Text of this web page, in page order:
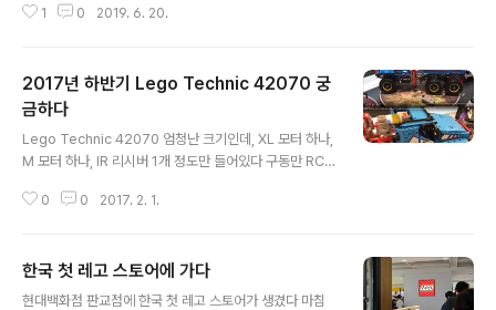
1 0 2019. 6. 20.
2017년 하반기 Lego Technic 42070 궁
금하다
Lego Technic 42070 엄청난 크기인데, XL 모터 하나,
M 모터 하나, IR 리시버 1개 정도만 들어있다 구동만 RC인
하다 유툽 스샷! 정확하게는 안보이지만, 왼쪽 레버는 구동/
0 0 2017. 2. 1.
한국 첫 레고 스토어에 가다
현대백화점 판교점에 한국 첫 레고 스토어가 생겼다 마침